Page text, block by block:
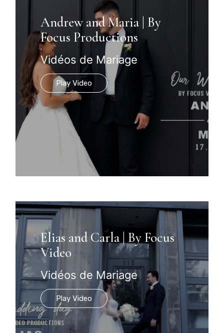
Andrew and Maria | By
Focus Productions
Vidéos de Mariage
Play Video
Elias and Carla | By Focus
Video
Vidéos de Mariage
Play Video